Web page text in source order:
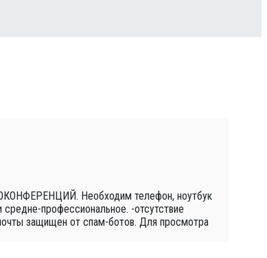
Необходим телефон, ноутбук
профессиональное. -отсутствие
защищен от спам-ботов. Для просмотра